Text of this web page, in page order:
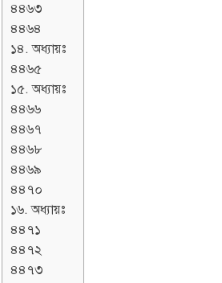
৪৪৬৩
৪৪৬৪
১৪. অধ্যায়ঃ
৪৪৬৫
১৫. অধ্যায়ঃ
৪৪৬৬
৪৪৬৭
৪৪৬৮
৪৪৬৯
৪৪৭০
১৬. অধ্যায়ঃ
৪৪৭১
৪৪৭২
৪৪৭৩